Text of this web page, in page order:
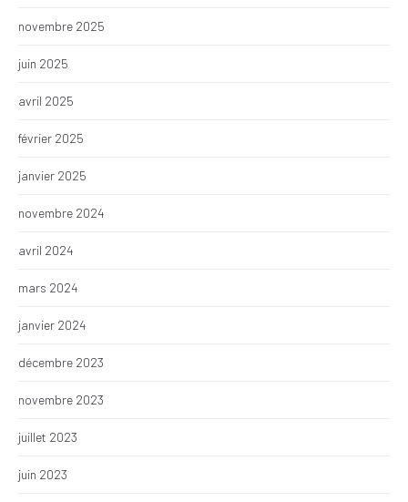
novembre 2025
juin 2025
avril 2025
février 2025
janvier 2025
novembre 2024
avril 2024
mars 2024
janvier 2024
décembre 2023
novembre 2023
juillet 2023
juin 2023